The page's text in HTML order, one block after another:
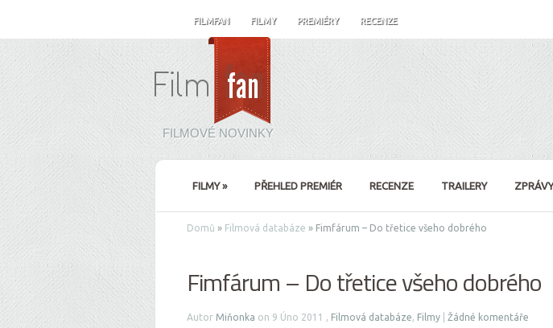
FILMFAN FILMY PREMIÉRY RECENZE
FILMOVÉ NOVINKY
FILMY» PŘEHLED PREMIÉR RECENZE TRAILERY
Domů » Filmová databáze » Fimfárum – Do třetice všeho dobrého
Fimfárum – Do třetice všeho dobrého
Autor Miňonka on 9 Úno 2011 , Filmová databáze, Filmy Žádné komentáře